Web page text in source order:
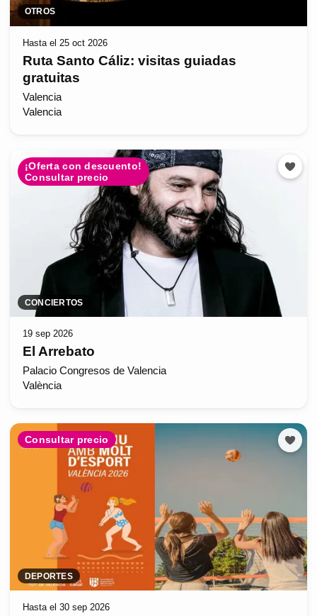
OTROS
Hasta el 25 oct 2026
Ruta Santo Cáliz: visitas guiadas
gratuitas
Valencia
Valencia
¡Oferta con descuento!
Consultar precio
CONCIERTOS
19 sep 2026
El Arrebato
Palacio Congresos de Valencia
València
Consultar precio
DEPORTES
Hasta el 30 sep 2026